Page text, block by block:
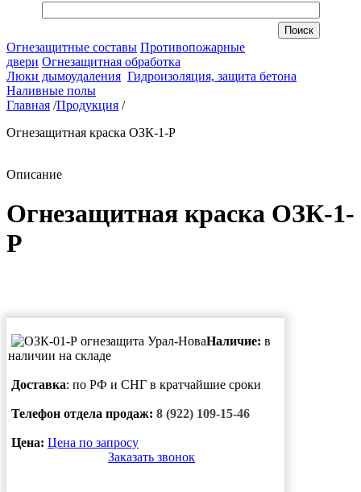
Огнезащитные составы Противопожарные
двери Огнезащитная обработка
Люки дымоудаления Гидроизоляция, защита бетона
Наливные полы
Главная /Продукция /
Огнезащитная краска ОЗК-1-Р
Описание
Огнезащитная краска ОЗК-1-
Р
Наличие: в
наличии на складе
Доставка: по РФ и СНГ в кратчайшие сроки
Телефон отдела продаж: 8 (922) 109-15-46
Цена: Цена по запросу
Заказать звонок